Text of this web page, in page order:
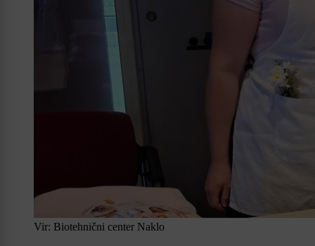
Vir: Biotehnični center Naklo